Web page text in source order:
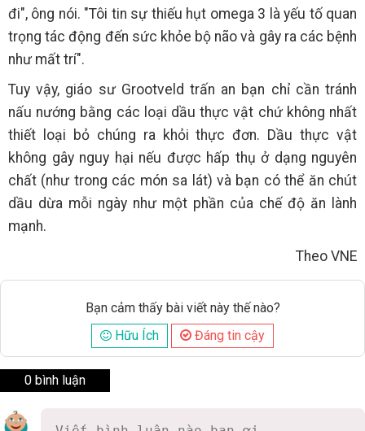
đi", ông nói. "Tôi tin sự thiếu hụt omega 3 là yếu tố quan
trọng tác động đến sức khỏe bộ não và gây ra các bệnh
như mất trí".
Tuy vậy, giáo sư Grootveld trấn an bạn chỉ cần tránh
nấu nướng bằng các loại dầu thực vật chứ không nhất
thiết loại bỏ chúng ra khỏi thực đơn. Dầu thực vật
không gây nguy hại nếu được hấp thụ ở dạng nguyên
chất (như trong các món sa lát) và bạn có thể ăn chút
dầu dừa mỗi ngày như một phần của chế độ ăn lành
mạnh.
Theo VNE
Bạn cảm thấy bài viết này thế nào?
Hữu Ích
Đáng tin cậy
0 bình luận